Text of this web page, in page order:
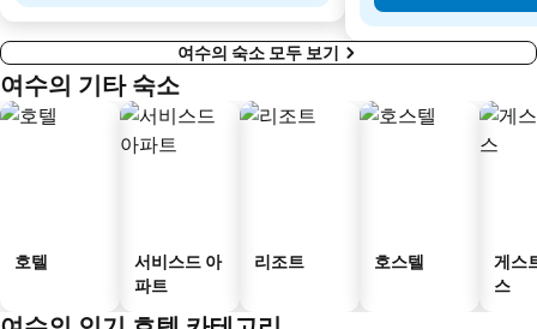
여수의 숙소 모두 보기
여수의 기타 숙소
호텔
서비스드 아
파트
리조트 호스텔
게스
스